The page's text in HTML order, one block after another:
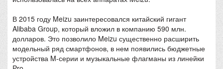
В 2015 году Meizu заинтересовался китайский гигант
Alibaba Group, который вложил в компанию 590 млн.
долларов. Это позволило Meizu существенно расширить
модельный ряд смартфонов, в нем появились бюджетные
устройства M-серии и музыкальные флагманы из линейки